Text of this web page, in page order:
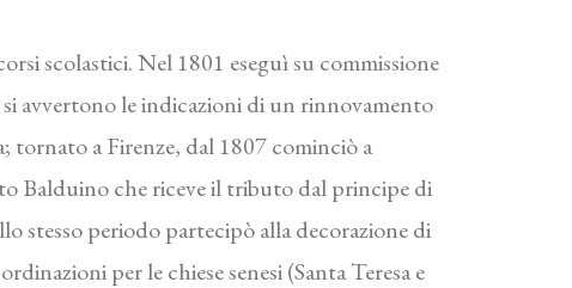
scolastici. Nel 1801 eseguì su commissione
avvertono le indicazioni di un rinnovamento
tornato a Firenze, dal 1807 cominciò a
Balduino che riceve il tributo dal principe di
stesso periodo partecipò alla decorazione di
per le chiese senesi (Santa Teresa e